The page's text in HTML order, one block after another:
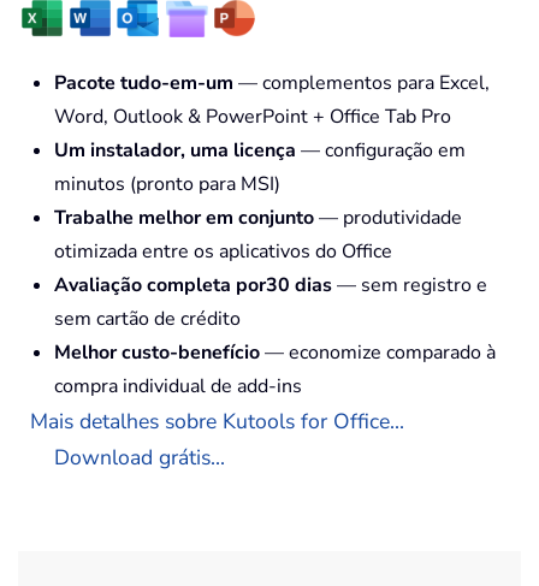
Pacote tudo-em-um — complementos para Excel,
Word, Outlook & PowerPoint + Office Tab Pro
Um instalador, uma licença — configuração em
minutos (pronto para MSI)
Trabalhe melhor em conjunto— produtividade
otimizada entre os aplicativos do Office
Avaliação completa por30 dias— sem registro e
sem cartão de crédito
Melhor custo-benefício— economize comparado à
compra individual de add-ins
Mais detalhes sobre Kutools for Office...
Download grátis...